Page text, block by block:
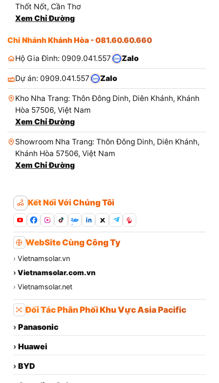
Thốt Nốt, Cần Thơ
Xem Chỉ Đường
Chi Nhánh Khánh Hòa - 081.60.60.660
Hộ Gia Đình: 0909.041.557
Zalo
Dự án: 0909.041.557 Zalo
Kho Nha Trang: Thôn Đông Dinh, Diên Khánh, Khánh
Hòa 57506, Việt Nam
Xem Chỉ Đường
Showroom Nha Trang: Thôn Đông Dinh, Diên Khánh,
Khánh Hòa 57506, Việt Nam
Xem Chỉ Đường
Kết Nối Với Chúng Tôi
Zalo
WebSite Cùng Công Ty
› Vietnamsolar.vn
› Vietnamsolar.com.vn
› Vietnamsolar.net
Đối Tác Phân Phối Khu Vực Asia Pacific
› Panasonic
› Huawei
› BYD